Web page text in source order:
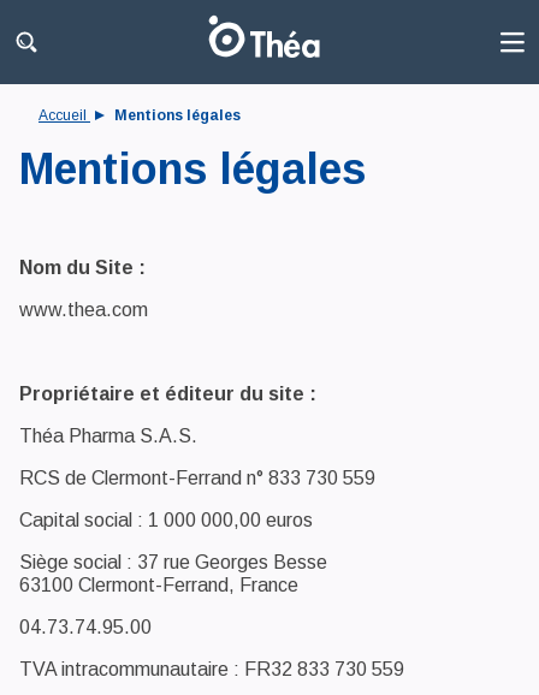
Accueil Mentions légales
Mentions légales
Nom du Site :
www.thea.com
Propriétaire et éditeur du site :
Théa Pharma S.A.S.
RCS de Clermont-Ferrand n° 833 730 559
Capital social : 1 000 000,00 euros
Siège social : 37 rue Georges Besse
63100 Clermont-Ferrand, France
04.73.74.95.00
TVA intracommunautaire : FR32 833 730 559